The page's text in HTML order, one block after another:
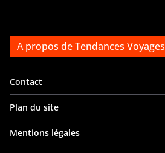
A propos de Tendances Voyages
Contact
Plan du site
Mentions légales